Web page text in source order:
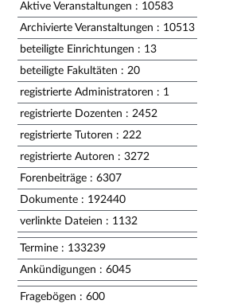
Aktive Veranstaltungen : 10583
Archivierte Veranstaltungen : 10513
beteiligte Einrichtungen : 13
beteiligte Fakultäten : 20
registrierte Administratoren : 1
registrierte Dozenten : 2452
registrierte Tutoren : 222
registrierte Autoren : 3272
Forenbeiträge : 6307
Dokumente : 192440
verlinkte Dateien : 1132
Termine : 133239
Ankündigungen : 6045
Fragebögen : 600